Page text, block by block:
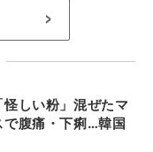
>
怪しい粉」混ぜたマ
で腹痛・下痢…韓国